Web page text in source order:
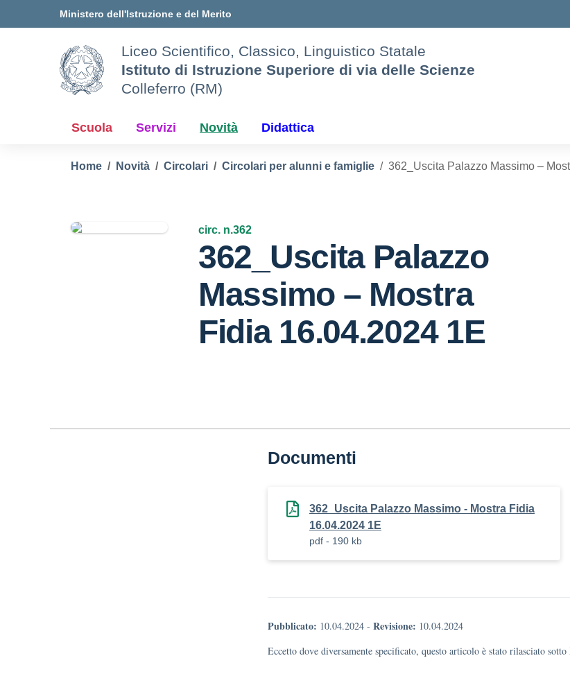
Ministero dell'Istruzione e del Merito
Liceo Scientifico, Classico, Linguistico Statale
Istituto di Istruzione Superiore di via delle Scienze
Colleferro (RM)
Scuola Servizi Novità Didattica
Home Novità Circolari Circolari per alunni e famiglie 362_Uscita Palazzo Massimo –
circ. n.362
362_Uscita Palazzo
Massimo – Mostra
Fidia 16.04.2024 1E
Documenti
362_Uscita Palazzo Massimo - Mostra Fidia
16.04.2024 1E
pdf - 190 kb
Pubblicato: 10.04.2024 - Revisione: 10.04.2024
Eccetto dove diversamente specificato, questo articolo è stato rilasciato